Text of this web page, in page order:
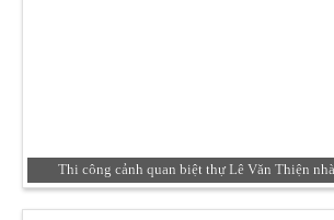
Thi công cảnh quan biệt thự Lê Văn Thiện